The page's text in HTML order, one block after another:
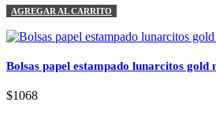
AGREGAR AL CARRITO
Bolsas papel estampado lunarcitos gold
$1068